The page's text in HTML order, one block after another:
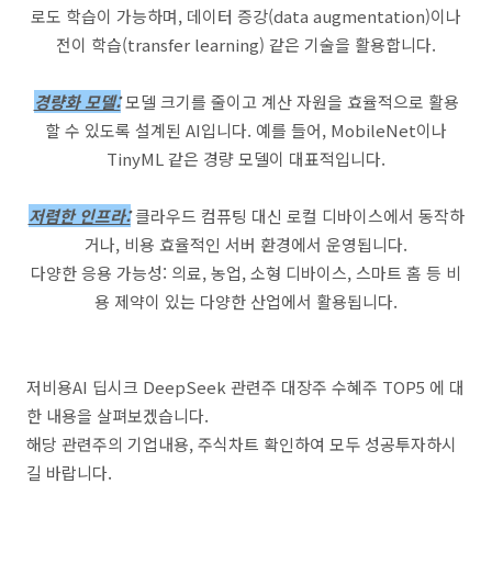
로도 학습이 가능하며, 데이터 증강(data augmentation)이나
전이 학습(transfer learning) 같은 기술을 활용합니다.
경량화 모델:모델 크기를 줄이고 계산 자원을 효율적으로 활용
할 수 있도록 설계된 AI입니다. 예를 들어, MobileNet이나
TinyML 같은 경량 모델이 대표적입니다.
저렴한 인프라:클라우드 컴퓨팅 대신 로컬 디바이스에서 동작하
거나, 비용 효율적인 서버 환경에서 운영됩니다.
다양한 응용 가능성: 의료, 농업, 소형 디바이스, 스마트 홈 등 비
용 제약이 있는 다양한 산업에서 활용됩니다.
저비용AI 딥시크 DeepSeek 관련주 대장주 수혜주 TOP5 에 대
한 내용을 살펴보겠습니다.
해당 관련주의 기업내용, 주식차트 확인하여 모두 성공투자하시
길 바랍니다.